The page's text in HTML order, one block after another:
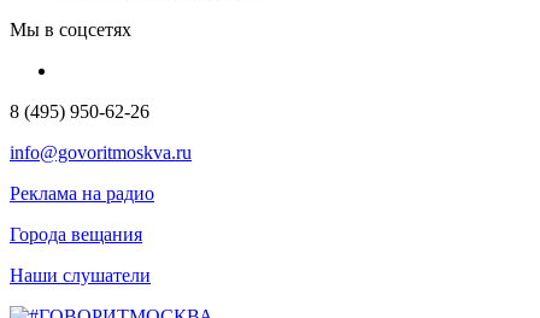
Мы в соцсетях
8 (495) 950-62-26
info@govoritmoskva.ru
Реклама на радио
Города вещания
Наши слушатели